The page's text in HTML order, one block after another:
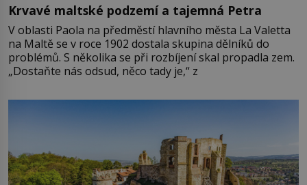
Krvavé maltské podzemí a tajemná Petra
V oblasti Paola na předměstí hlavního města La Valetta
na Maltě se v roce 1902 dostala skupina dělníků do
problémů. S několika se při rozbíjení skal propadla zem.
„Dostaňte nás odsud, něco tady je,“ z